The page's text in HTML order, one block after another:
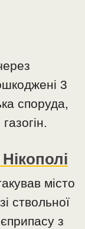
3
споруда,
місто
ствольної
з